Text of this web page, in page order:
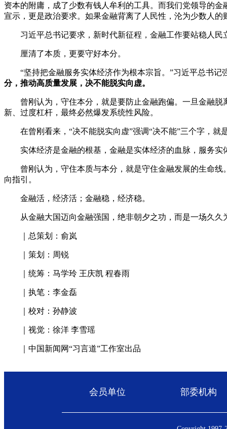
资本的附庸，成了少数有钱人牟利的工具。而我们党领导的
宣示，更是政治要求。如果金融背离了人民性，沦为少数人
习近平总书记要求，新时代新征程，金融工作要站稳人民
厘清了本质，更要守好本分。
“坚持把金融服务实体经济作为根本宗旨。”习近平总书记
分，推动高质量发展，决不能脱实向虚。
曾刚认为，守住本分，就是要防止金融跑偏。一旦金融脱
新、过度杠杆，最终必然爆发系统性风险。
在曾刚看来，“决不能脱实向虚”强调“决不能”三个字，就
实体经济是金融的根基，金融是实体经济的血脉，服务实
曾刚认为，守住本质与本分，就是守住金融发展的生命线
向指引。
金融活，经济活；金融稳，经济稳。
从金融大国迈向金融强国，绝非朝夕之功，而是一场久久
｜总策划：俞岚
｜策划：周锐
｜统筹：马学玲 王庆凯 程春雨
｜执笔：李金磊
｜校对：孙静波
｜视觉：徐洋 李雪瑶
｜中国新闻网“习言道”工作室出品